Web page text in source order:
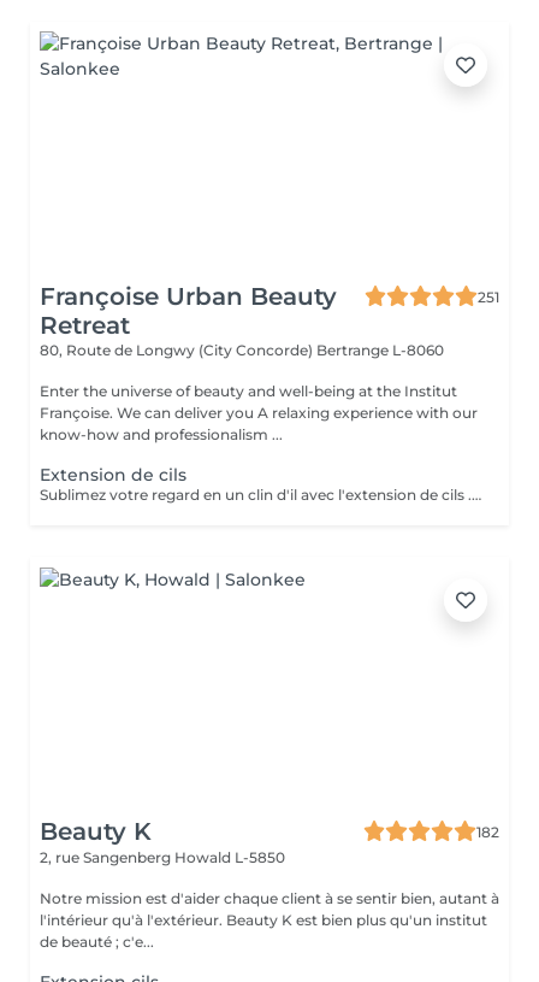
Françoise Urban Beauty
Retreat
251
80, Route de Longwy (City Concorde) Bertrange L-8060
Enter the universe of beauty and well-being at the Institut
Françoise. We can deliver you A relaxing experience with our
know-how and professionalism ...
Extension de cils
Sublimez votre regard en un clin d'il avec l'extension de cils . imaginez vous réveiller chaque matin avec un regard intense profond et ultra féminin sans avoir besoin de vous maquiller . Vos yeux deviendrons votre atout de séduction .
Beauty K
182
2, rue Sangenberg Howald L-5850
Notre mission est d'aider chaque client à se sentir bien, autant à
l'intérieur qu'à l'extérieur. Beauty K est bien plus qu'un institut
de beauté ; c'e...